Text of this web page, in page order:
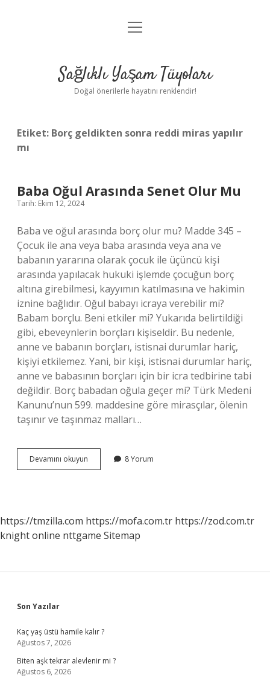
Anasayfa
Yasal Uyarı
menüyü
Sağlıklı Yaşam Tüyoları
Doğal önerilerle hayatını renklendir!
Etiket: Borç geldikten sonra reddi miras yapılır
mı
Baba Oğul Arasında Senet Olur Mu
Tarih: Ekim 12, 2024
Baba ve oğul arasında borç olur mu? Madde 345 –
Çocuk ile ana veya baba arasında veya ana ve
babanın yararına olarak çocuk ile üçüncü kişi
arasında yapılacak hukuki işlemde çocuğun borç
altına girebilmesi, kayyımın katılmasına ve hakimin
iznine bağlıdır. Oğul babayı icraya verebilir mi?
Babam borçlu. Beni etkiler mi? Yukarıda belirtildiği
gibi, ebeveynlerin borçları kişiseldir. Bu nedenle,
anne ve babanın borçları, istisnai durumlar hariç,
kişiyi etkilemez. Yani, bir kişi, istisnai durumlar hariç,
anne ve babasının borçları için bir icra tedbirine tabi
değildir. Borç babadan oğula geçer mi? Türk Medeni
Kanunu’nun 599. maddesine göre mirasçılar, ölenin
taşınır ve taşınmaz malları…
Devamını okuyun
Oğul
8 Yorum
https://tmzilla.com https://mofa.com.tr https://zod.com.tr
knight online nttgame Sitemap
Sidebar
Son Yazılar
Kaç yaş üstü hamile kalır ?
Ağustos 7, 2026
Biten aşk tekrar alevlenir mi ?
Ağustos 6, 2026